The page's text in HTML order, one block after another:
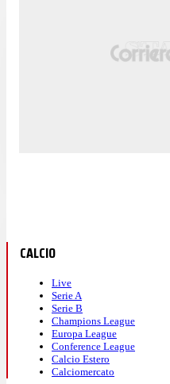
CALCIO
Live
Serie A
Serie B
Champions League
Europa League
Conference League
Calcio Estero
Calciomercato